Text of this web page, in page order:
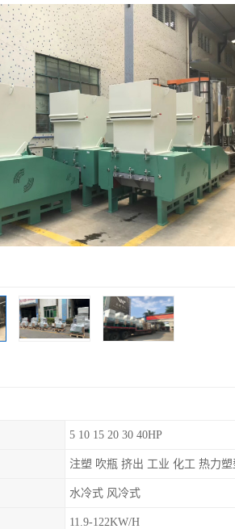
5 10 15 20 30 40HP
注塑 吹瓶 挤出 工业 化工 热力
水冷式 风冷式
11.9-122KW/H